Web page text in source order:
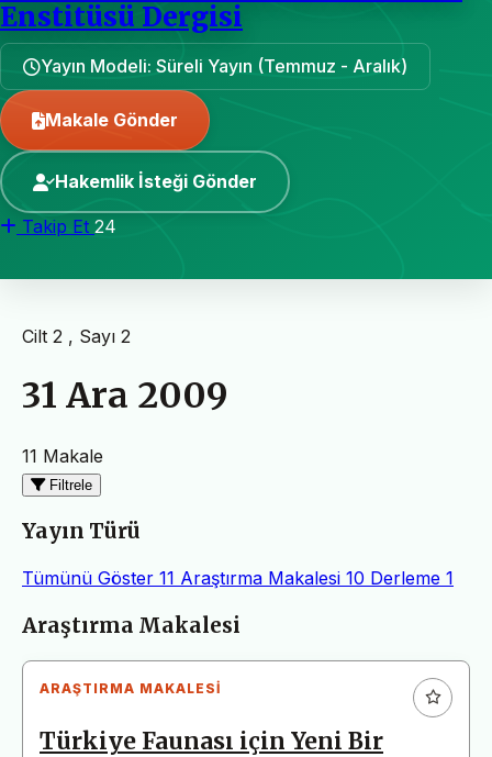
Enstitüsü Dergisi
Yayın Modeli: Süreli Yayın (Temmuz - Aralık)
Makale Gönder
Hakemlik İsteği Gönder
Takip Et 24
Cilt 2 , Sayı 2
31 Ara 2009
11 Makale
Filtrele
Yayın Türü
Tümünü Göster 11 Araştırma Makalesi 10 Derleme 1
Makaleler
Araştırma Makalesi
ARAŞTIRMA MAKALESI
Türkiye Faunası için Yeni Bir